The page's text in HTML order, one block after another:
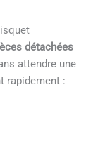
détachées
attendre une
rapidement :